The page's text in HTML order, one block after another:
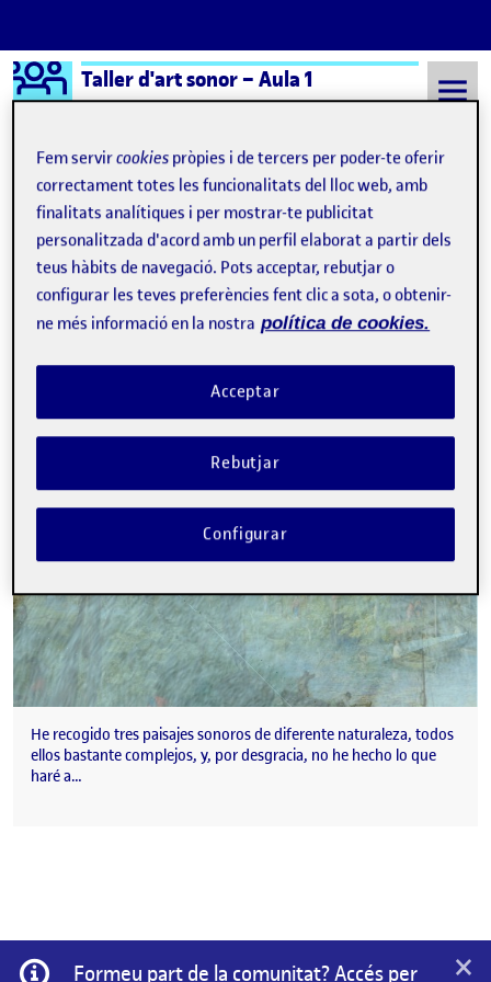
Saltar al contingut
Logo Ágora
Taller d'art sonor – Aula 1
Semestre 20242 - Aula 1 Al examen en plan «lo mínimo»
Al examen en plan «lo
mínimo»
Tres paisajes sonoros
Úrsula Bischofberger Valdes
He recogido tres paisajes sonoros de diferente naturaleza, todos
ellos bastante complejos, y, por desgracia, no he hecho lo que
haré a…
Informació
Formeu part de la comunitat? Accés per ×
Fem servircookies pròpies i de tercers per poder-te oferir
correctament totes les funcionalitats del lloc web, amb
finalitats analítiques i per mostrar-te publicitat
personalitzada d'acord amb un perfil elaborat a partir dels
teus hàbits de navegació. Pots acceptar, rebutjar o
configurar les teves preferències fent clic a sota, o obtenir-
ne més informació en la nostra política de cookies.
Rebutjar
Acceptar
Configurar